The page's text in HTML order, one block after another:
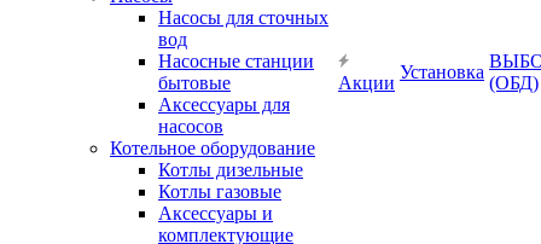
Насосы для сточных
вод
Насосные станции
бытовые
Аксессуары для
насосов
Котельное оборудование
Котлы дизельные
Котлы газовые
Аксессуары и
комплектующие
Акции
Установка
(ОБД)